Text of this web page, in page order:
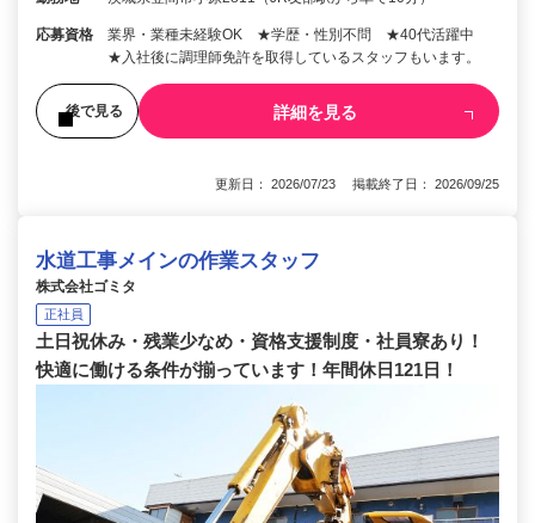
応募資格
業界・業種未経験OK ★学歴・性別不問 ★40代活躍中
★入社後に調理師免許を取得しているスタッフもいます。
後で見る 詳細を見る
更新日： 2026/07/23 掲載終了日： 2026/09/25
水道工事メインの作業スタッフ
株式会社ゴミタ
正社員
土日祝休み・残業少なめ・資格支援制度・社員寮あり！
快適に働ける条件が揃っています！年間休日121日！